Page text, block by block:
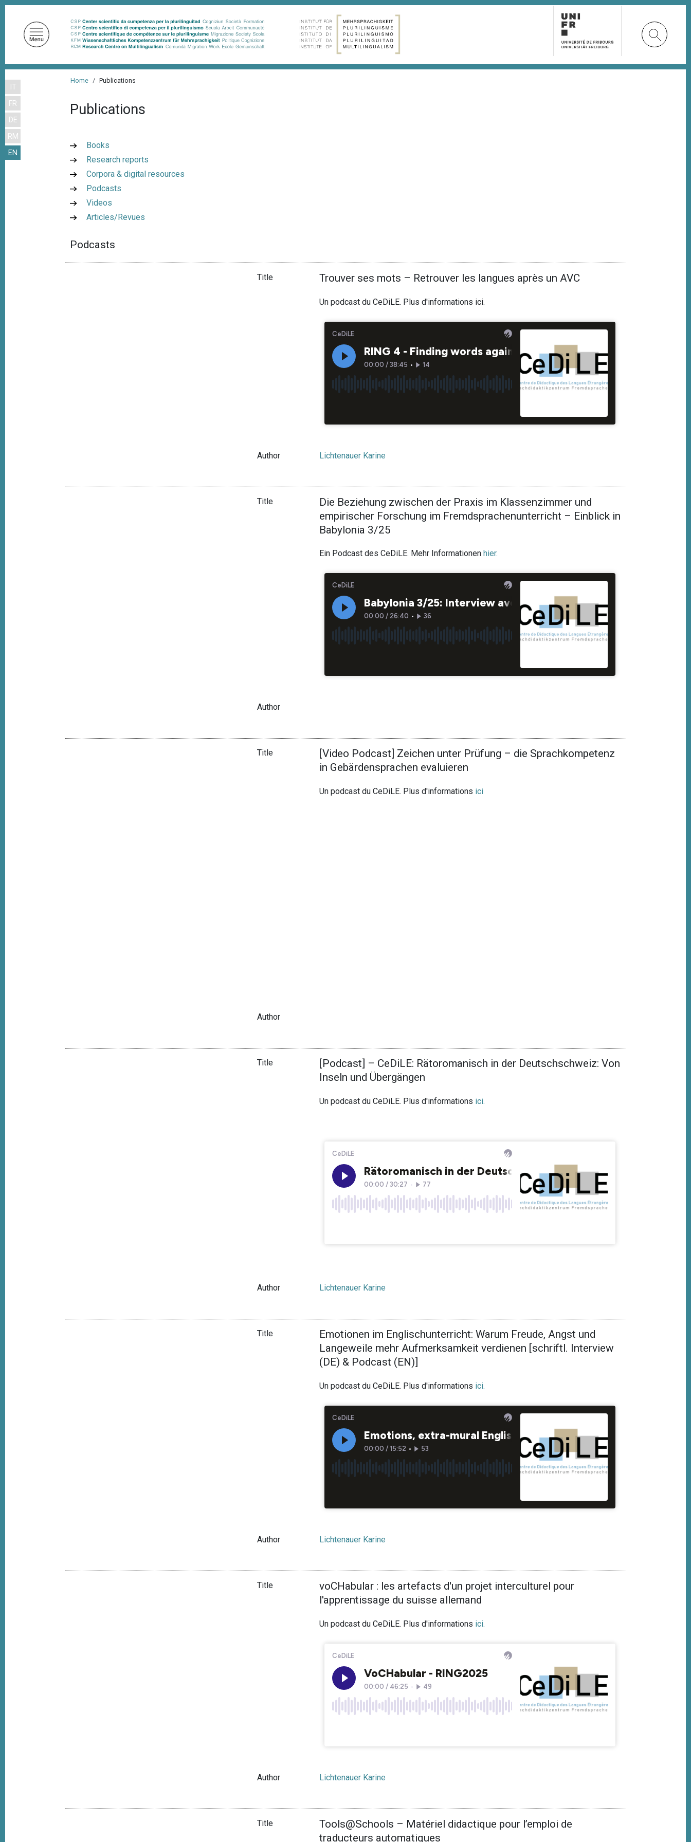
m
IT
FR
DE
RM
EN
m
Home Publications
Publications
Books
Research reports
Corpora & digital resources
Podcasts
Videos
Articles/Revues
Podcasts
Title Trouver ses mots – Retrouver les langues après un AVC
Un podcast du CeDiLE. Plus d'informations ici.
Author Lichtenauer Karine
Title
Die Beziehung zwischen der Praxis im Klassenzimmer und
empirischer Forschung im Fremdsprachenunterricht – Einblick in
Babylonia 3/25
Ein Podcast des CeDiLE. Mehr Informationen hier.
Author
Title
[Video Podcast] Zeichen unter Prüfung – die Sprachkompetenz
in Gebärdensprachen evaluieren
Un podcast du CeDiLE. Plus d'informations ici
Author
Title
[Podcast] – CeDiLE: Rätoromanisch in der Deutschschweiz: Von
Inseln und Übergängen
Un podcast du CeDiLE. Plus d'informations ici.
Author Lichtenauer Karine
Title
Emotionen im Englischunterricht: Warum Freude, Angst und
Langeweile mehr Aufmerksamkeit verdienen [schriftl. Interview
(DE) & Podcast (EN)]
Un podcast du CeDiLE. Plus d'informations ici.
Author Lichtenauer Karine
Title
voCHabular : les artefacts d'un projet interculturel pour
l'apprentissage du suisse allemand
Un podcast du CeDiLE. Plus d'informations ici.
Author Lichtenauer Karine
Title
Tools@Schools – Matériel didactique pour l’emploi de
traducteurs automatiques